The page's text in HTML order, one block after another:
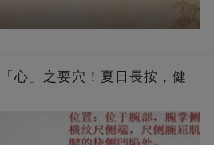
心」之要穴！夏日長按，健